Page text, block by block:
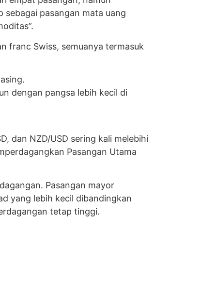
sebagai pasangan mata uang
franc Swiss, semuanya termasuk
dengan pangsa lebih kecil di
dan NZD/USD sering kali melebihi
Pasangan Utama
Pasangan mayor
yang lebih kecil dibandingkan
tetap tinggi.